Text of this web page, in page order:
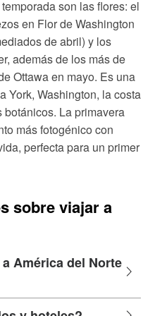
son las flores: el
en Flor de Washington
de abril) y los
además de los más de
Ottawa en mayo. Es una
York, Washington, la costa
La primavera
más fotogénico con
perfecta para un primer
sobre viajar a
América del Norte